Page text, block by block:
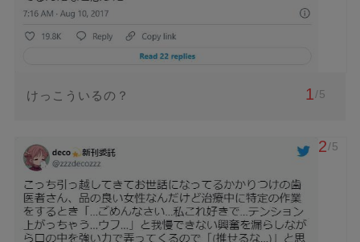
けっこういるの？ 1/5
2/5